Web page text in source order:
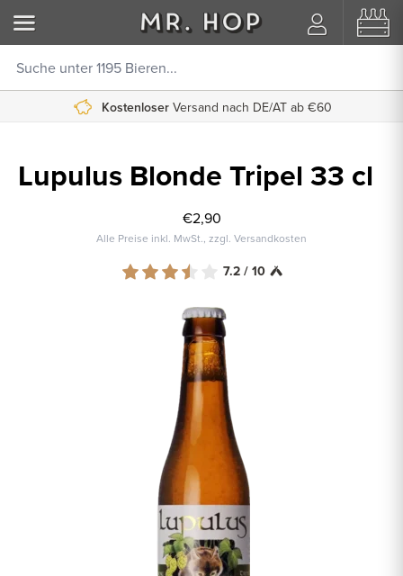
Kostenloser Versand nach DE/AT ab €60
Lupulus Blonde Tripel 33 cl
€2,90
Alle Preise inkl. MwSt., zzgl. Versandkosten
7.2 / 10